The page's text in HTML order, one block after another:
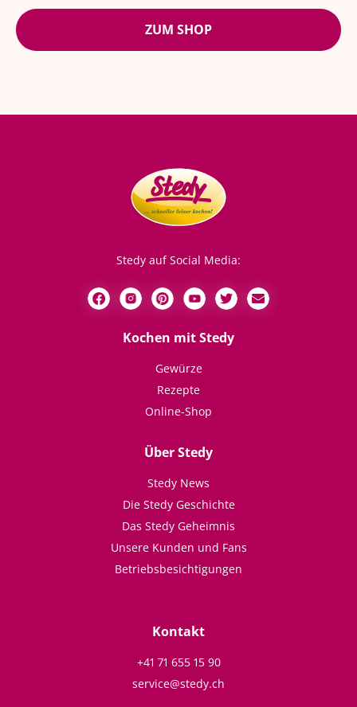
ZUM SHOP
Stedy auf Social Media:
Kochen mit Stedy
Gewürze
Rezepte
Online-Shop
Über Stedy
Stedy News
Die Stedy Geschichte
Das Stedy Geheimnis
Unsere Kunden und Fans
Betriebsbesichtigungen
Kontakt
+41 71 655 15 90
service@stedy.ch